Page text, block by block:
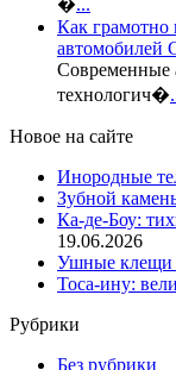
�...
Как грамотно
автомобилей
Современные
технологич�
Новое на сайте
Инородные
Зубной
Ка-де-Боу:
19.06.2026
Ушные клещи
Тоса-ину:
Рубрики
Без рубрики